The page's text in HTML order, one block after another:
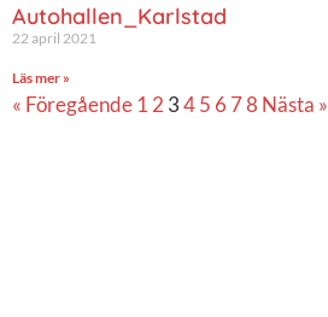
Autohallen_Karlstad
22 april 2021
Läs mer »
« Föregående 1 2 345 6 78 Nästa »